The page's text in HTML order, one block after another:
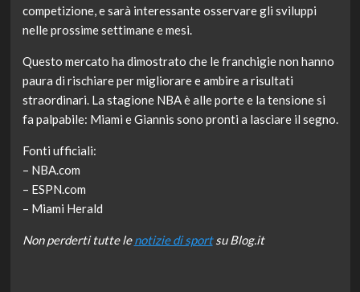
competizione, e sarà interessante osservare gli sviluppi
nelle prossime settimane e mesi.
Questo mercato ha dimostrato che le franchigie non hanno
paura di rischiare per migliorare e ambire a risultati
straordinari. La stagione NBA è alle porte e la tensione si
fa palpabile: Miami e Giannis sono pronti a lasciare il segno.
Fonti ufficiali:
– NBA.com
– ESPN.com
– Miami Herald
Non perderti tutte lenotizie di sportsu Blog.it